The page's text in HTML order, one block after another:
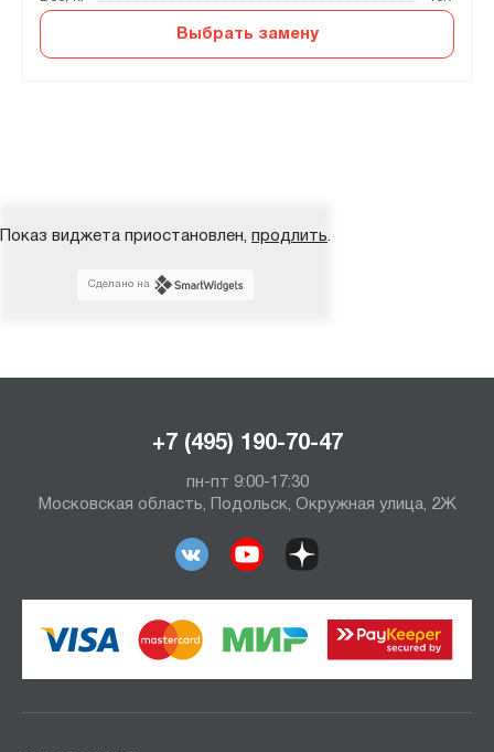
Выбрать замену
Показ виджета приостановлен, продлить.
Сделано на
+7 (495) 190-70-47
пн-пт 9:00-17:30
Московская область, Подольск, Окружная улица, 2Ж